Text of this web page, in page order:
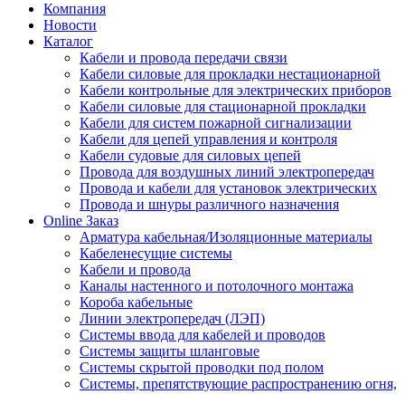
Компания
Новости
Каталог
Кабели и провода передачи связи
Кабели силовые для прокладки нестационарной
Кабели контрольные для электрических приборов
Кабели силовые для стационарной прокладки
Кабели для систем пожарной сигнализации
Кабели для цепей управления и контроля
Кабели судовые для силовых цепей
Провода для воздушных линий электропередач
Провода и кабели для установок электрических
Провода и шнуры различного назначения
Online Заказ
Арматура кабельная/Изоляционные материалы
Кабеленесущие системы
Кабели и провода
Каналы настенного и потолочного монтажа
Короба кабельные
Линии электропередач (ЛЭП)
Системы ввода для кабелей и проводов
Системы защиты шланговые
Системы скрытой проводки под полом
Системы, препятствующие распространению огня,